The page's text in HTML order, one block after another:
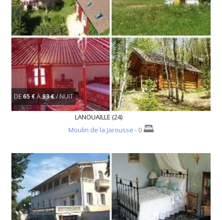
DE 65 €À93 €/ NUIT
LANOUAILLE (24)
Moulin de la Jarousse - 0